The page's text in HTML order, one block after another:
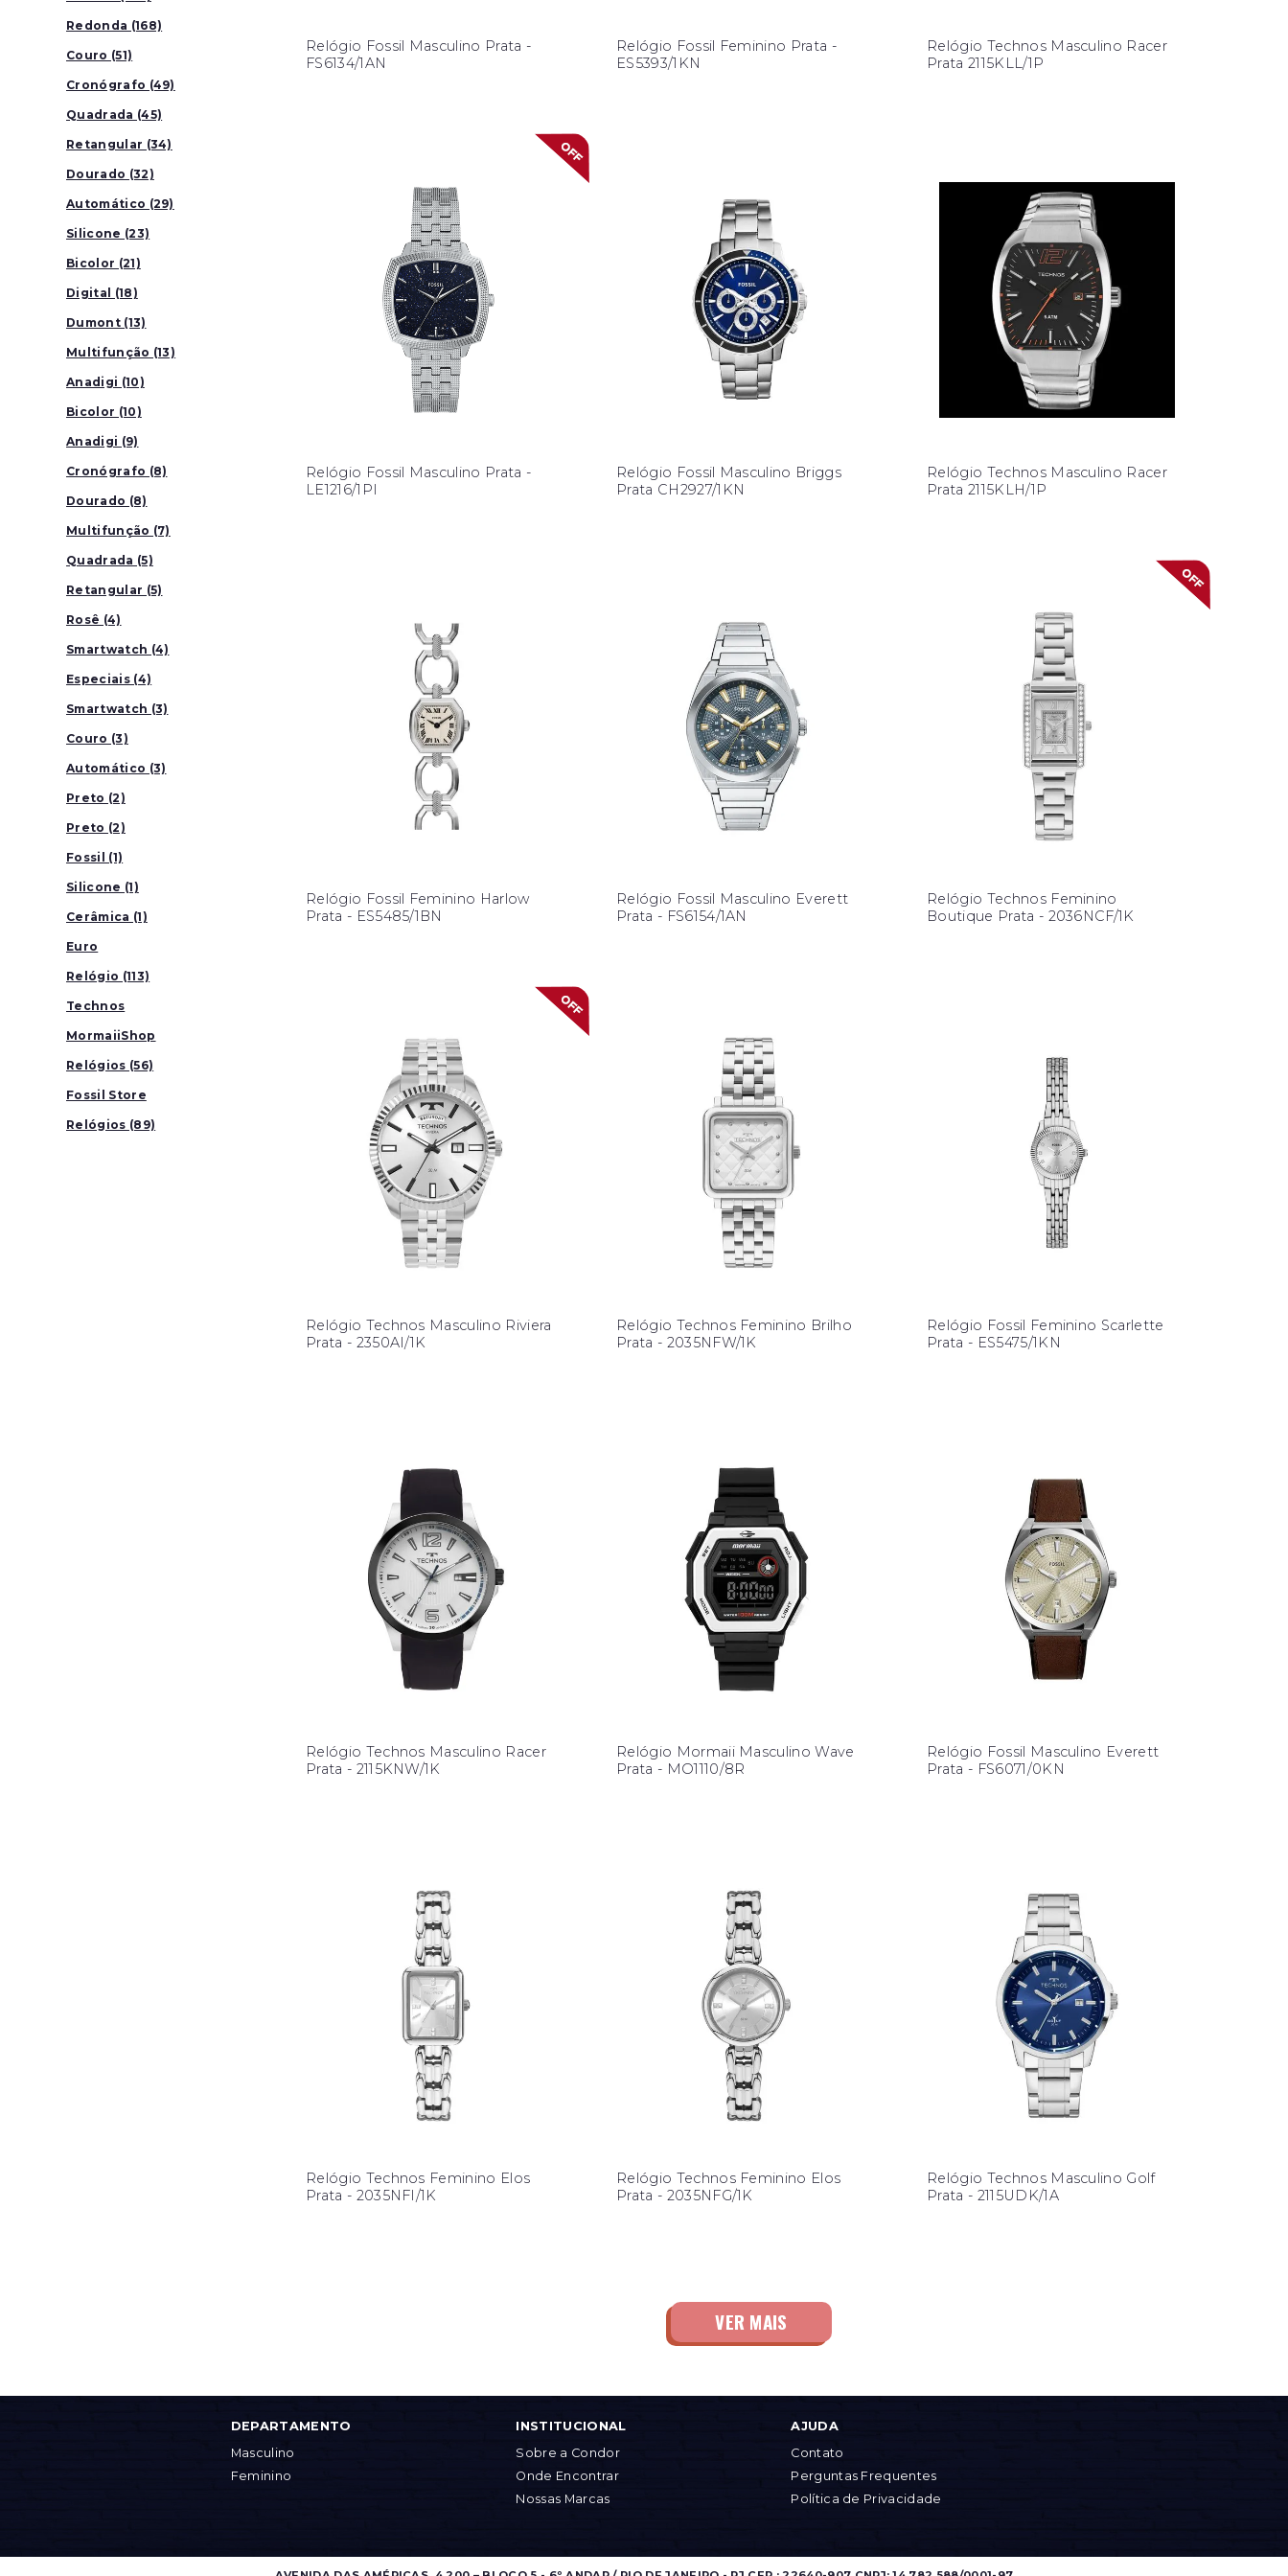
Redonda (168)
Couro (51)
Cronógrafo (49)
Quadrada (45)
Retangular (34)
Dourado (32)
Automático (29)
Silicone (23)
Bicolor (21)
Digital (18)
Dumont (13)
Multifunção (13)
Anadigi (10)
Bicolor (10)
Anadigi (9)
Cronógrafo (8)
Dourado (8)
Multifunção (7)
Quadrada (5)
Retangular (5)
Rosê (4)
Smartwatch (4)
Especiais (4)
Smartwatch (3)
Couro (3)
Automático (3)
Preto (2)
Preto (2)
Fossil (1)
Silicone (1)
Cerâmica (1)
Euro
Relógio (113)
Technos
MormaiiShop
Relógios (56)
Fossil Store
Relógios (89)
Relógio Fossil Masculino Prata -
FS6134/1AN
Relógio Fossil Feminino Prata -
ES5393/1KN
Relógio Technos Masculino Racer
Prata 2115KLL/1P
Relógio Fossil Masculino Prata -
LE1216/1PI
Relógio Fossil Masculino Briggs
Prata CH2927/1KN
Relógio Technos Masculino Racer
Prata 2115KLH/1P
Relógio Fossil Feminino Harlow
Prata - ES5485/1BN
Relógio Fossil Masculino Everett
Prata - FS6154/1AN
Relógio Technos Feminino
Boutique Prata - 2036NCF/1K
Relógio Technos Masculino Riviera
Prata - 2350AI/1K
Relógio Technos Feminino Brilho
Prata - 2035NFW/1K
Relógio Fossil Feminino Scarlette
Prata - ES5475/1KN
Relógio Technos Masculino Racer
Prata - 2115KNW/1K
Relógio Mormaii Masculino Wave
Prata - MO1110/8R
Relógio Fossil Masculino Everett
Prata - FS6071/0KN
Relógio Technos Feminino Elos
Prata - 2035NFI/1K
Relógio Technos Feminino Elos
Prata - 2035NFG/1K
Relógio Technos Masculino Golf
Prata - 2115UDK/1A
DEPARTAMENTO
Masculino
Feminino
INSTITUCIONAL
Sobre a Condor
Onde Encontrar
Nossas Marcas
AJUDA
Contato
Perguntas Frequentes
Política de Privacidade